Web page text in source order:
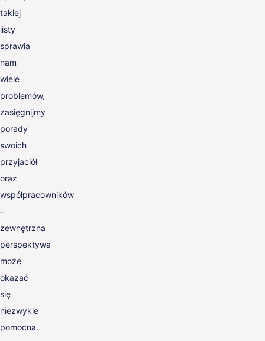
takiej
listy
sprawia
nam
wiele
problemów,
zasięgnijmy
porady
swoich
przyjaciół
oraz
współpracowników
–
zewnętrzna
perspektywa
może
okazać
się
niezwykle
pomocna.